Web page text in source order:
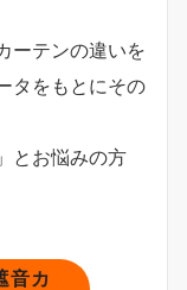
ーテンの違いを
タをもとにその
とお悩みの方
音カ